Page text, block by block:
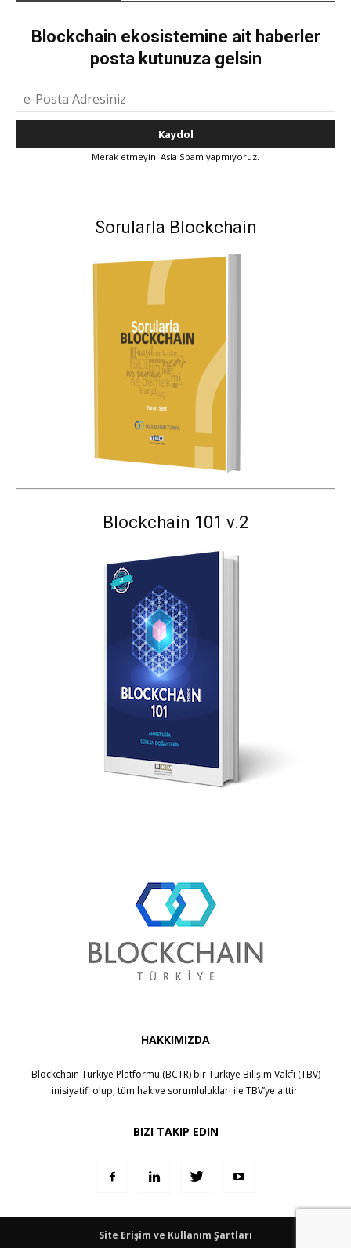
Blockchain ekosistemine ait haberler
posta kutunuza gelsin
Merak etmeyin. Asla Spam yapmıyoruz.
Sorularla Blockchain
Blockchain 101 v.2
HAKKIMIZDA
Blockchain Türkiye Platformu (BCTR) birTürkiye Bilişim Vakfı (TBV)
inisiyatifi olup, tüm hak ve sorumlulukları ile TBV’ye aittir.
BIZI TAKIP EDIN
Site Erişim ve Kullanım Şartları